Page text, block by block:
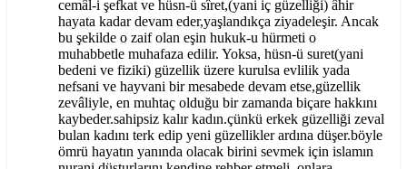
cemâl-i şefkat ve hüsn-ü sîret,(yani iç güzelliği) âhir
hayata kadar devam eder,yaşlandıkça ziyadeleşir. Ancak
bu şekilde o zaif olan eşin hukuk-u hürmeti o
muhabbetle muhafaza edilir. Yoksa, hüsn-ü suret(yani
bedeni ve fiziki) güzellik üzere kurulsa evlilik yada
nefsani ve hayvani bir mesabede devam etse,güzellik
zevâliyle, en muhtaç olduğu bir zamanda biçare hakkını
kaybeder.sahipsiz kalır kadın.çünkü erkek güzelliği zeval
bulan kadını terk edip yeni güzellikler ardına düşer.böyle
ömrü hayatın yanında olacak birini sevmek için islamın